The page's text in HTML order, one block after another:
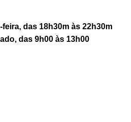
das 18h30m às 22h30m
das 9h00 às 13h00